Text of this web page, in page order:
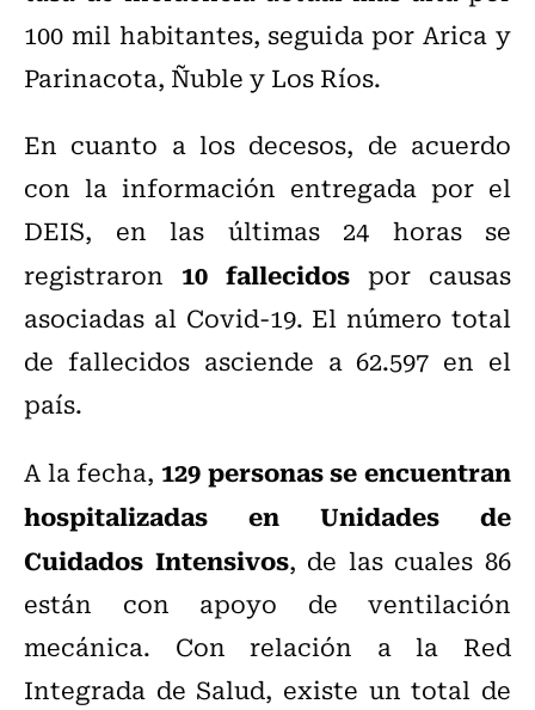
100 mil habitantes, seguida por Arica y
Parinacota, Ñuble y Los Ríos.
En cuanto a los decesos, de acuerdo
con la información entregada por el
DEIS, en las últimas 24 horas se
registraron 10 fallecidos por causas
asociadas al Covid-19. El número total
de fallecidos asciende a 62.597 en el
país.
A la fecha, 129 personas se encuentran
hospitalizadas en Unidades de
Cuidados Intensivos, de las cuales 86
están con apoyo de ventilación
mecánica. Con relación a la Red
Integrada de Salud, existe un total de